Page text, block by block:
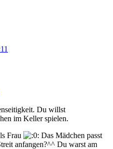
Du willst
im Keller spielen.
Frau
Das Mädchen passt
anfangen?^^ Du warst am